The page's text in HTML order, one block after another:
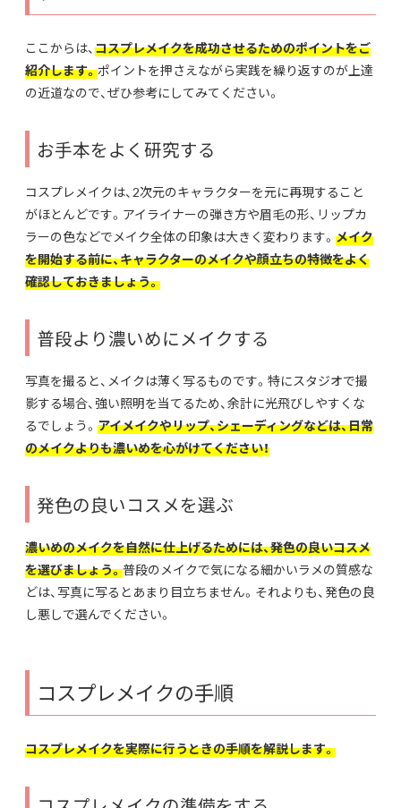
ここからは、コスプレメイクを成功させるためのポイントをご
紹介します。ポイントを押さえながら実践を繰り返すのが上達
の近道なので、ぜひ参考にしてみてください。
お手本をよく研究する
コスプレメイクは、2次元のキャラクターを元に再現すること
がほとんどです。アイライナーの弾き方や眉毛の形、リップカ
ラーの色などでメイク全体の印象は大きく変わります。 メイク
を開始する前に、キャラクターのメイクや顔立ちの特徴をよく
確認しておきましょう。
普段より濃いめにメイクする
写真を撮ると、メイクは薄く写るものです。特にスタジオで撮
影する場合、強い照明を当てるため、余計に光飛びしやすくな
るでしょう。 アイメイクやリップ、シェーディングなどは、日常
のメイクよりも濃いめを心がけてください！
発色の良いコスメを選ぶ
濃いめのメイクを自然に仕上げるためには、発色の良いコスメ
を選びましょう。普段のメイクで気になる細かいラメの質感な
どは、写真に写るとあまり目立ちません。それよりも、発色の良
し悪しで選んでください。
コスプレメイクの手順
コスプレメイクを実際に行うときの手順を解説します。